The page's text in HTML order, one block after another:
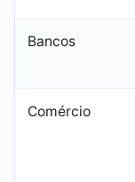
Bancos
Comércio